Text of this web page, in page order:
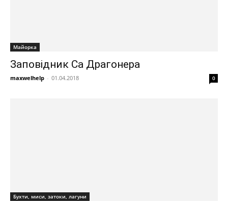
Майорка
Заповідник Са Драгонера
maxwelhelp - 01.04.2018 0
Бухти, миси, затоки, лагуни